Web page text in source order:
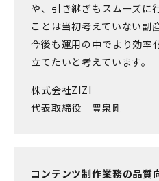
や、引き継ぎもスムーズに
ことは当初考えていない副
今後も運用の中でより効率
立てたいと考えています。
株式会社ZIZI
代表取締役 豊泉剛
コンテンツ制作業務の品質